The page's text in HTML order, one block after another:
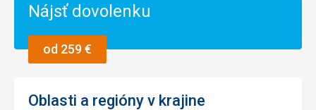
Nájsť dovolenku
od 259 €
Oblasti a regióny v krajine